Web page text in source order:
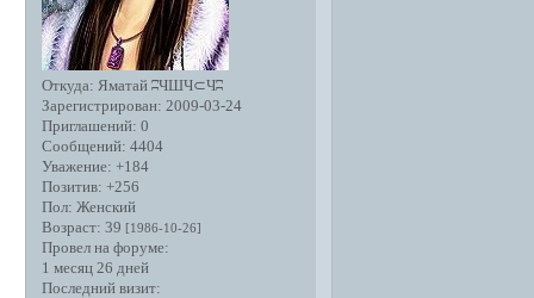
Откуда: Яматай ʭЧШЧ⊂Чʭ
Зарегистрирован: 2009-03-24
Приглашений: 0
Сообщений: 4404
Уважение: +184
Позитив: +256
Пол: Женский
Возраст: 39 [1986-10-26]
Провел на форуме:
1 месяц 26 дней
Последний визит: